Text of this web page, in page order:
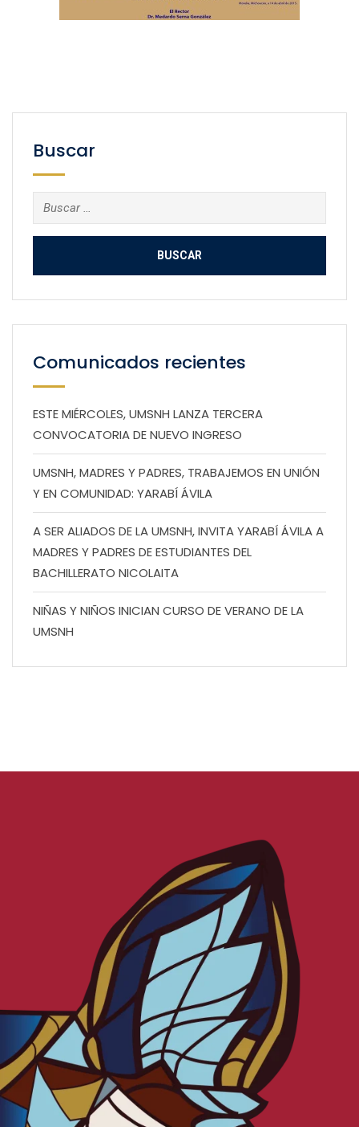
Buscar
Buscar:
Comunicados recientes
ESTE MIÉRCOLES, UMSNH LANZA TERCERA
CONVOCATORIA DE NUEVO INGRESO
UMSNH, MADRES Y PADRES, TRABAJEMOS EN UNIÓN
Y EN COMUNIDAD: YARABÍ ÁVILA
A SER ALIADOS DE LA UMSNH, INVITA YARABÍ ÁVILA A
MADRES Y PADRES DE ESTUDIANTES DEL
BACHILLERATO NICOLAITA
NIÑAS Y NIÑOS INICIAN CURSO DE VERANO DE LA
UMSNH